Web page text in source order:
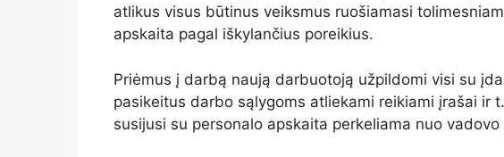
atlikus visus būtinus veiksmus ruošiamasi
apskaita pagal iškylančius poreikius.
Priėmus į darbą naują darbuotoją užpildomi visi su
pasikeitus darbo sąlygoms atliekami reikiami įrašai ir
susijusi su personalo apskaita perkeliama nuo vadovo